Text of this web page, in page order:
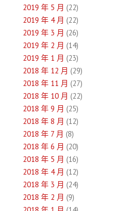
2019 年 5 月 (22)
2019 年 4 月 (22)
2019 年 3 月 (26)
2019 年 2 月 (14)
2019 年 1 月 (23)
2018 年 12 月 (29)
2018 年 11 月 (27)
2018 年 10 月 (22)
2018 年 9 月 (25)
2018 年 8 月 (12)
2018 年 7 月 (8)
2018 年 6 月 (20)
2018 年 5 月 (16)
2018 年 4 月 (12)
2018 年 3 月 (24)
2018 年 2 月 (9)